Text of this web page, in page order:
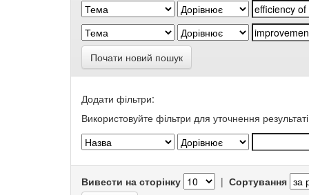
Почати новий пошук
Додати фільтри:
Використовуйте фільтри для уточнення
Вивести на сторінку | Сортування